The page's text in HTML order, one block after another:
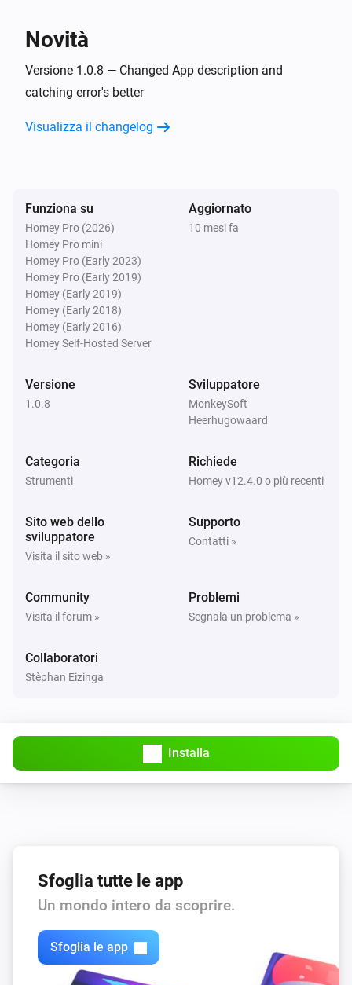
Set screen on
Set Notification Layout to AndroidTV Display
Small Image Display Source:
Novità
Versione 1.0.8 — Changed App description and
catching error's better
Visualizza il changelog
Funziona su
Homey Pro (2026)
Homey Pro mini
Homey Pro (Early 2023)
Homey Pro (Early 2019)
Homey (Early 2019)
Homey (Early 2018)
Homey (Early 2016)
Homey Self-Hosted Server
Aggiornato
10 mesi fa
Versione
1.0.8
Sviluppatore
MonkeySoft
Heerhugowaard
Categoria
Strumenti
Richiede
Homey v12.4.0 o più recenti
Sito web dello
sviluppatore
Visita il sito web »
Supporto
Contatti »
Community
Visita il forum »
Problemi
Segnala un problema »
Collaboratori
Stèphan Eizinga
Installa
Sfoglia tutte le app
Un mondo intero da scoprire.
Sfoglia le app